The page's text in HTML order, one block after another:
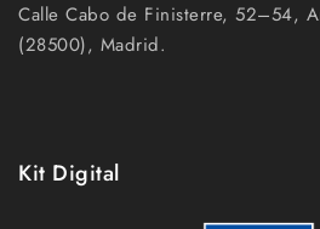
Calle Cabo de Finisterre, 52–54,
(28500), Madrid.
Kit Digital